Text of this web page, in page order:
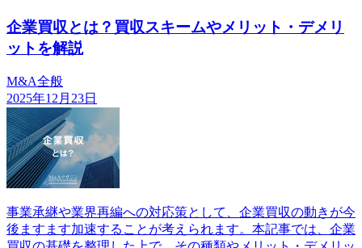
企業買収とは？買収スキームやメリット・デメリ
ットを解説
M&A全般
2025年12月23日
事業承継や業界再編への対応策として、企業買収の動きが今
後ますます加速することが考えられます。本記事では、企業